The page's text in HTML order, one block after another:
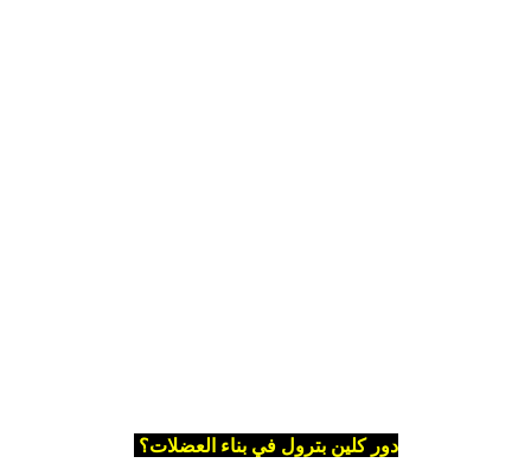
دور كلين بترول في بناء العضلات؟